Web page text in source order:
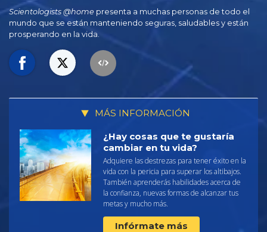
Scientologists @home presenta a muchas personas de todo el
mundo que se están manteniendo seguras, saludables y están
prosperando en la vida.
MÁS INFORMACIÓN
¿Hay cosas que te gustaría
cambiar en tu vida?
Adquiere las destrezas para tener éxito en la
vida con la pericia para superar los altibajos.
También aprenderás habilidades acerca de
la confianza, nuevas formas de alcanzar tus
metas y mucho más.
Infórmate más